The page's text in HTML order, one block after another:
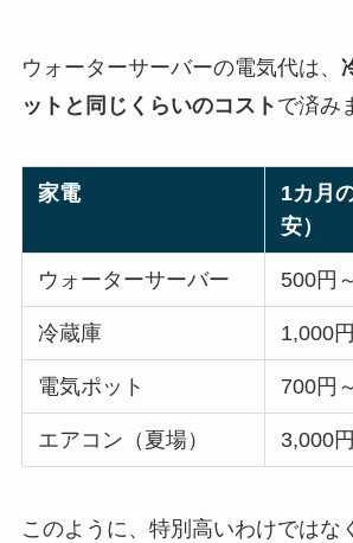
ウォーターサーバーの電気代は、
ットと同じくらいのコスト で済み
家電
1カ月
安）
ウォーターサーバー 500円
冷蔵庫 1,000
電気ポット 700円
エアコン（夏場） 3,000
このように、特別高いわけではな